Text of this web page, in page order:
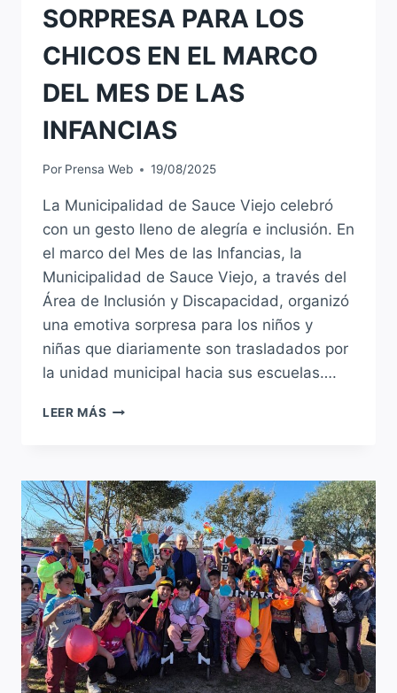
SORPRESA PARA LOS
CHICOS EN EL MARCO
DEL MES DE LAS
INFANCIAS
Por Prensa Web 19/08/2025
La Municipalidad de Sauce Viejo celebró
con un gesto lleno de alegría e inclusión. En
el marco del Mes de las Infancias, la
Municipalidad de Sauce Viejo, a través del
Área de Inclusión y Discapacidad, organizó
una emotiva sorpresa para los niños y
niñas que diariamente son trasladados por
la unidad municipal hacia sus escuelas….
LEER MÁS SORPRESA
EN
EL
MARCO
DEL
MES
DE
LAS
INFANCIAS